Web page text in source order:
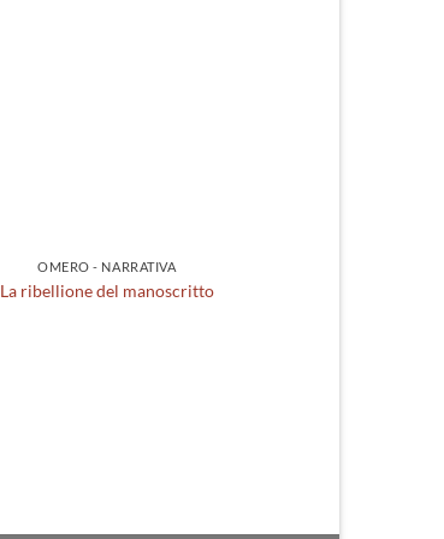
OMERO - NARRATIVA
La ribellione del manoscritto